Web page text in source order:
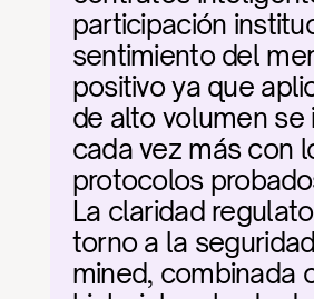
participación
sentimiento del
positivo ya que
de alto volumen se
cada vez más con
protocolos
La claridad
torno a la
mined, combinada